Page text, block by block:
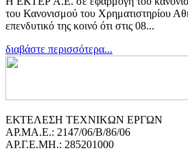
του Κανονισμού του Χρηματιστηρίου
επενδυτικό της κοινό ότι στις 08...
διαβάστε περισσότερα...
ΕΚΤΕΛΕΣΗ ΤΕΧΝΙΚΩΝ ΕΡΓΩΝ
ΑΡ.ΜΑ.Ε.: 2147/06/B/86/06
ΑΡ.Γ.Ε.ΜΗ.: 285201000